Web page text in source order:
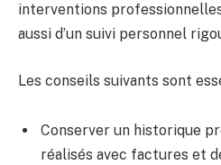
interventions
aussi d’un suivi personnel
Les conseils suivants sont
Conserver un historique
réalisés avec factures et